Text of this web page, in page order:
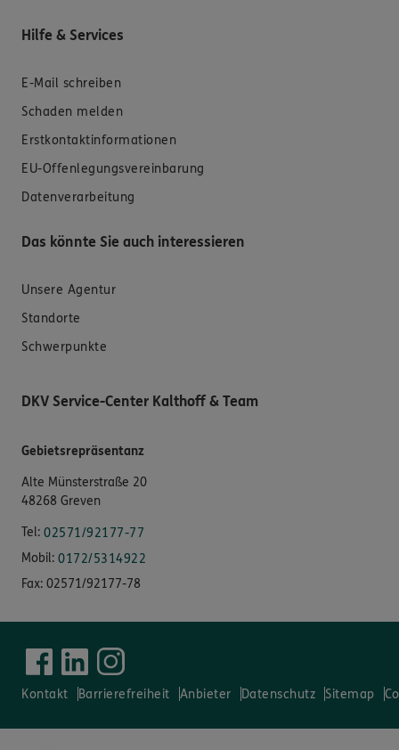
Hilfe & Services
E-Mail schreiben
Schaden melden
Erstkontaktinformationen
EU-Offenlegungsvereinbarung
Datenverarbeitung
Das könnte Sie auch interessieren
Unsere Agentur
Standorte
Schwerpunkte
DKV Service-Center Kalthoff & Team
Gebietsrepräsentanz
Alte Münsterstraße 20
48268 Greven
Tel: 02571/92177-77
Mobil: 0172/5314922
Fax: 02571/92177-78
Kontakt Barrierefreiheit Anbieter Datenschutz Sitemap